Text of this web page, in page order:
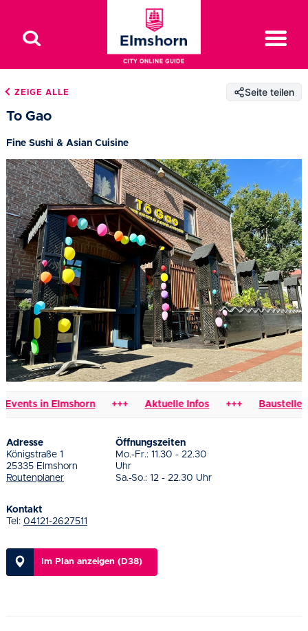
ZEIGE ALLE Seite teilen
To Gao
Fine Sushi & Asian Cuisine
in Elmshorn +++ Aktuelle Infos +++ Baustellen
Adresse
Königstraße 1
25335 Elmshorn
Routenplaner
Öffnungszeiten
Mo.-Fr.: 11.30 - 22.30
Uhr
Sa.-So.: 12 - 22.30 Uhr
Kontakt
Tel: 04121-2627511
Im Plan anzeigen (D38)